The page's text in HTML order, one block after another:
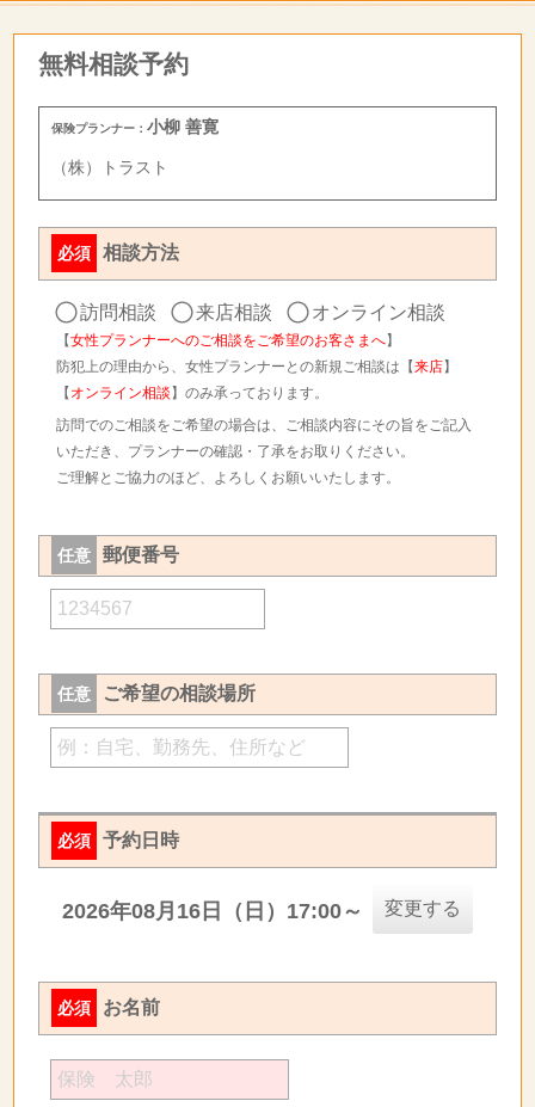
無料相談予約
保険プランナー：小柳 善寛
（株）トラスト
必須 相談方法
訪問相談 来店相談 オンライン相談
【女性プランナーへのご相談をご希望のお客さまへ】
防犯上の理由から、女性プランナーとの新規ご相談は【来店】
【 オンライン相談 】のみ承っております。
訪問でのご相談をご希望の場合は、ご相談内容にその旨をご記入
いただき、プランナーの確認・了承をお取りください。
ご理解とご協力のほど、よろしくお願いいたします。
任意 郵便番号
任意 ご希望の相談場所
必須 予約日時
2026年08月16日（日）17:00～ 変更する
必須 お名前